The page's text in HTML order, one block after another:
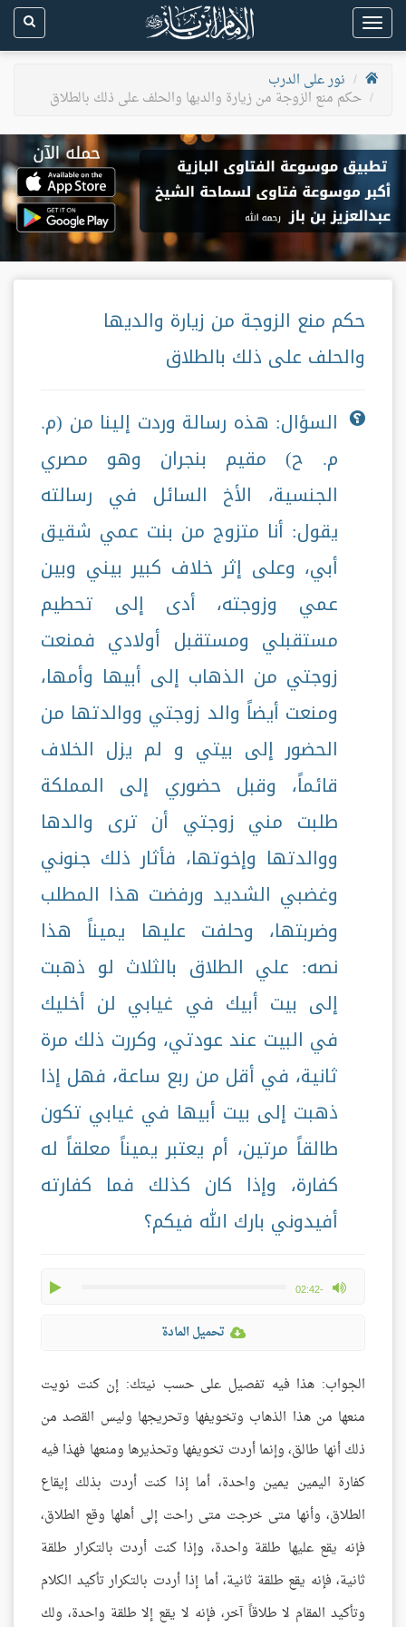
Toggle
navigation
نور على الدرب
حكم منع الزوجة من زيارة والديها والحلف على ذلك بالطلاق
حكم منع الزوجة من زيارة والديها
والحلف على ذلك بالطلاق
السؤال: هذه رسالة وردت إلينا من (م.
م. ح) مقيم بنجران وهو مصري
الجنسية، الأخ السائل في رسالته
يقول: أنا متزوج من بنت عمي شقيق
أبي، وعلى إثر خلاف كبير بيني وبين
عمي وزوجته، أدى إلى تحطيم
مستقبلي ومستقبل أولادي فمنعت
زوجتي من الذهاب إلى أبيها وأمها،
ومنعت أيضاً والد زوجتي ووالدتها من
الحضور إلى بيتي و لم يزل الخلاف
قائماً، وقبل حضوري إلى المملكة
طلبت مني زوجتي أن ترى والدها
ووالدتها وإخوتها، فأثار ذلك جنوني
وغضبي الشديد ورفضت هذا المطلب
وضربتها، وحلفت عليها يميناً هذا
نصه: علي الطلاق بالثلاث لو ذهبت
إلى بيت أبيك في غيابي لن أخليك
في البيت عند عودتي، وكررت ذلك مرة
ثانية، في أقل من ربع ساعة، فهل إذا
ذهبت إلى بيت أبيها في غيابي تكون
طالقاً مرتين، أم يعتبر يميناً معلقاً له
كفارة، وإذا كان كذلك فما كفارته
أفيدوني بارك الله فيكم؟
-02:42
max volume
تحميل المادة
الجواب: هذا فيه تفصيل على حسب نيتك: إن كنت نويت
منعها من هذا الذهاب وتخويفها وتحريجها وليس القصد من
ذلك أنها طالق، وإنما أردت تخويفها وتحذيرها ومنعها فهذا فيه
كفارة اليمين يمين واحدة، أما إذا كنت أردت بذلك إيقاع
الطلاق، وأنها متى خرجت متى راحت إلى أهلها وقع الطلاق،
فإنه يقع عليها طلقة واحدة، وإذا كنت أردت بالتكرار طلقة
ثانية، فإنه يقع طلقة ثانية، أما إذا أردت بالتكرار تأكيد الكلام
وتأكيد المقام لا طلاقاً آخر، فإنه لا يقع إلا طلقة واحدة، ولك